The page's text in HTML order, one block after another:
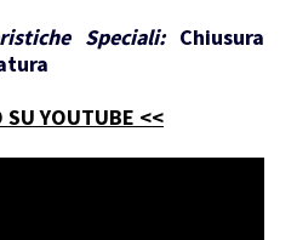
Speciali: Chiusura
SU YOUTUBE <<